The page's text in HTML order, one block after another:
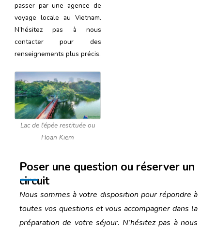
passer par une agence de
voyage locale au Vietnam.
N’hésitez pas à nous
contacter pour des
renseignements plus précis.
Lac de l’épée restituée ou
Hoan Kiem
Poser une question ou réserver un
circuit
Nous sommes à votre disposition pour répondre à
toutes vos questions et vous accompagner dans la
préparation de votre séjour. N’hésitez pas à nous